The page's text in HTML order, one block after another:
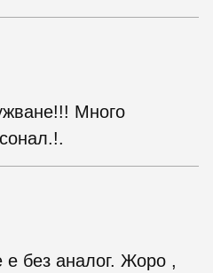
Много
е без аналог. Жоро ,